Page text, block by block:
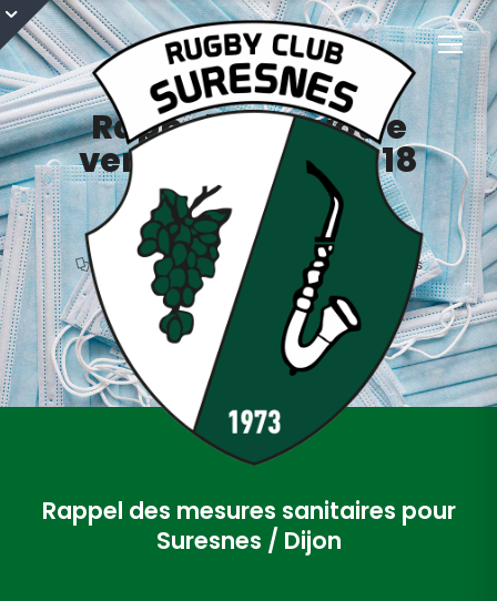
Rappel pour votre
venue dimanche 18
octobre
13 octobre 2020
Espoirs,Nationale Saison 2020/2021
Séniors
covid-19
mesures sanitaires
Rappel des mesures sanitaires pour
Suresnes / Dijon